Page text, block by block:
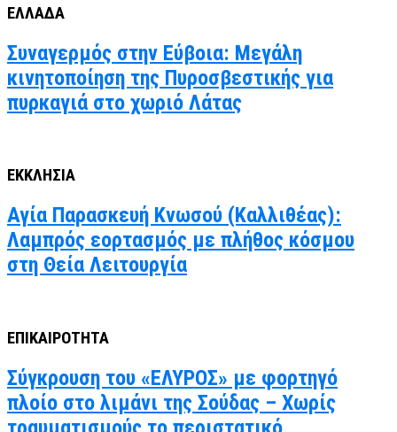
ΕΛΛΑΔΑ
Συναγερμός στην Εύβοια: Μεγάλη
κινητοποίηση της Πυροσβεστικής για
πυρκαγιά στο χωριό Λάτας
ΕΚΚΛΗΣΙΑ
Αγία Παρασκευή Κνωσού (Καλλιθέας):
Λαμπρός εορτασμός με πλήθος κόσμου
στη Θεία Λειτουργία
ΕΠΙΚΑΙΡΟΤΗΤΑ
Σύγκρουση του «ΕΛΥΡΟΣ» με φορτηγό
πλοίο στο λιμάνι της Σούδας – Χωρίς